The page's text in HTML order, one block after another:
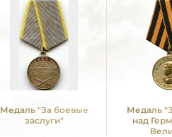
Медаль "За боевые
заслуги"
Медаль
над